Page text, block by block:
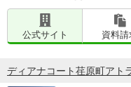
公式サイト 資料請
ディアナコート荏原町アト